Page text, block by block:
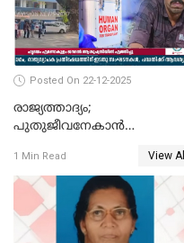
Posted On 22-12-2025
രാജ്യത്താദ്യം;
പുതുജീവനേകാൻ
എറണാകുളം സർക്കാർ
ജനറൽ
ആശുപത്രിയിലെത്തിച്ചു
1 Min Read View All